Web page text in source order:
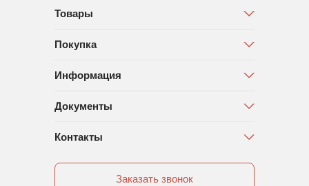
Товары
Покупка
Информация
Документы
Контакты
Заказать звонок